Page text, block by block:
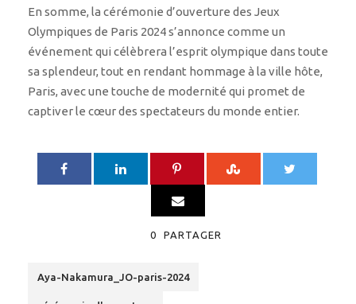
En somme, la cérémonie d’ouverture des Jeux
Olympiques de Paris 2024 s’annonce comme un
événement qui célèbrera l’esprit olympique dans toute
sa splendeur, tout en rendant hommage à la ville hôte,
Paris, avec une touche de modernité qui promet de
captiver le cœur des spectateurs du monde entier.
0 PARTAGER
Aya-Nakamura_JO-paris-2024